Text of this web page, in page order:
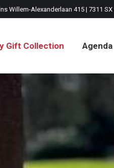
Willem-Alexanderlaan 415 | 7311
Gift Collection Agenda
Gift Collection Agenda